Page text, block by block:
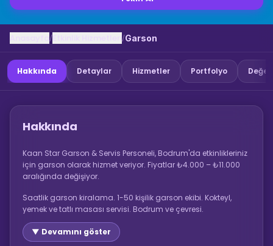
/ /Garson
Hakkında Detaylar Hizmetler Portfolyo
Hakkında
Kaan Star Garson & Servis Personeli, Bodrum'da etkinlikleriniz
için garson olarak hizmet veriyor. Fiyatlar ₺4.000 – ₺11.000
aralığında değişiyor.
Saatlik garson kiralama. 1-50 kişilik garson ekibi. Kokteyl,
yemek ve tatlı masası servisi. Bodrum ve çevresi.
▼ Devamını göster